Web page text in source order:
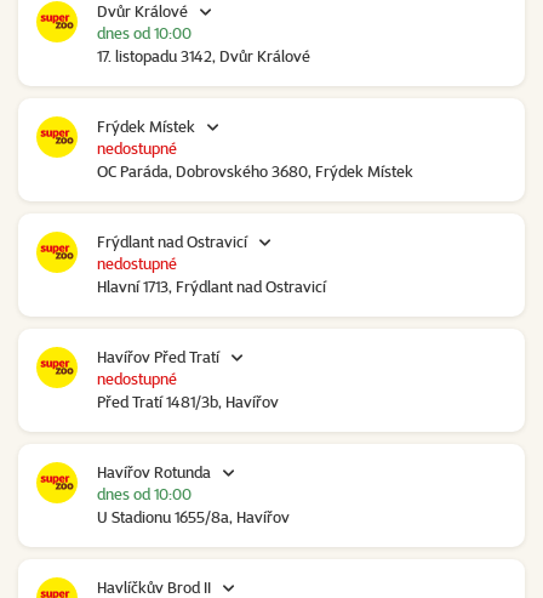
Dvůr Králové
17. listopadu 3142, Dvůr Králové
dnes od 10:00
Frýdek Místek
OC Paráda, Dobrovského 3680, Frýdek Místek
nedostupné
Frýdlant nad Ostravicí
Hlavní 1713, Frýdlant nad Ostravicí
nedostupné
Havířov Před Tratí
Před Tratí 1481/3b, Havířov
nedostupné
Havířov Rotunda
U Stadionu 1655/8a, Havířov
dnes od 10:00
Havlíčkův Brod II